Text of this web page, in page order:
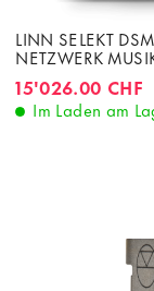
LINN SELEKT
NETZWERK
15'026.00 CHF
Im Laden am